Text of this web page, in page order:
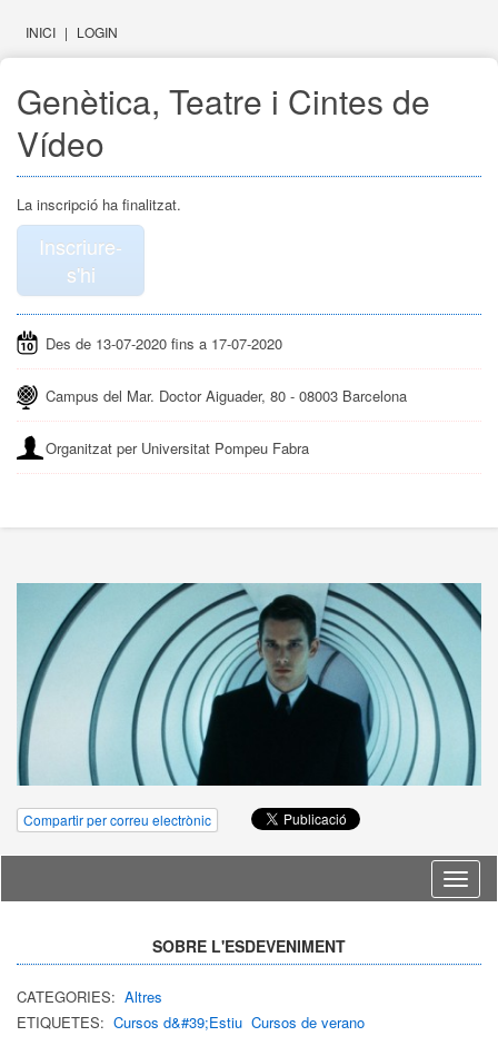
INICI | LOGIN
Genètica, Teatre i Cintes de
Vídeo
La inscripció ha finalitzat.
Inscriure-
s'hi
Des de 13-07-2020 fins a 17-07-2020
Campus del Mar. Doctor Aiguader, 80 - 08003 Barcelona
Organitzat per Universitat Pompeu Fabra
Compartir per correu electrònic
Idioma
SOBRE L'ESDEVENIMENT
CATEGORIES: Altres
ETIQUETES: Cursos d&#39;Estiu Cursos de verano